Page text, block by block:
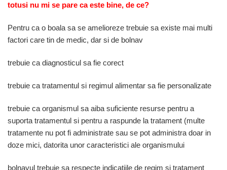
totusi nu mi se pare ca este bine, de ce?
Pentru ca o boala sa se amelioreze trebuie sa existe mai multi
factori care tin de medic, dar si de bolnav
trebuie ca diagnosticul sa fie corect
trebuie ca tratamentul si regimul alimentar sa fie personalizate
trebuie ca organismul sa aiba suficiente resurse pentru a
suporta tratamentul si pentru a raspunde la tratament (multe
tratamente nu pot fi administrate sau se pot administra doar in
doze mici, datorita unor caracteristici ale organismului
bolnavul trebuie sa respecte indicatiile de regim si tratament